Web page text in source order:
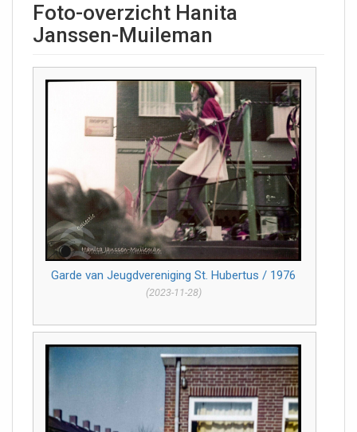
Foto-overzicht Hanita
Janssen-Muileman
Garde van Jeugdvereniging St. Hubertus / 1976
(2023-11-28)